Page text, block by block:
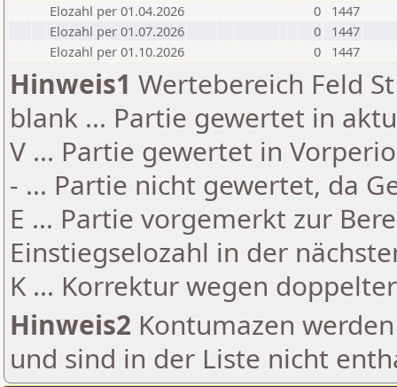
Elozahl per 01.04.2026
0
1447
Elozahl per 01.07.2026
0
1447
Elozahl per 01.10.2026
0 1447
Hinweis1 Wertebereich Feld
blank ... Partie gewertet in
V ... Partie gewertet in
- ... Partie nicht gewertet, da
E ... Partie vorgemerkt zur
Einstiegselozahl in der
K ... Korrektur wegen
Hinweis2 Kontumazen
und sind in der Liste nicht